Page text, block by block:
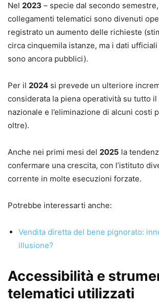
Nel 2023 – specie dal secondo
collegamenti telematici sono divenuti
registrato un aumento delle richieste
circa cinquemila istanze, ma i dati
sono ancora pubblici).
Per il 2024 si prevede un ulteriore
considerata la piena operatività su tutto
nazionale e l’eliminazione di alcuni costi
oltre).
Anche nei primi mesi del 2025 la
confermare una crescita, con l’istituto
corrente in molte esecuzioni forzate.
Potrebbe interessarti anche:
Vendita diretta del bene pignorato:
illusione?
Accessibilità e
telematici utilizzati